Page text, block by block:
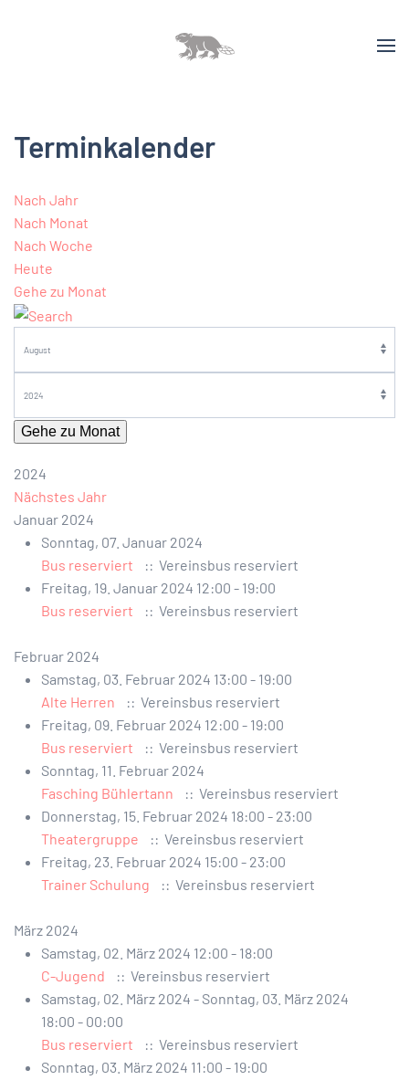
Terminkalender
Nach Jahr
Nach Monat
Nach Woche
Heute
Gehe zu Monat
Gehe zu Monat
2024
Nächstes Jahr
Januar 2024
Sonntag, 07. Januar 2024
Bus reserviert
:: Vereinsbus reserviert
Freitag, 19. Januar 2024 12:00 - 19:00
Bus reserviert
:: Vereinsbus reserviert
Februar 2024
Samstag, 03. Februar 2024 13:00 - 19:00
Alte Herren
:: Vereinsbus reserviert
Freitag, 09. Februar 2024 12:00 - 19:00
Bus reserviert
:: Vereinsbus reserviert
Sonntag, 11. Februar 2024
Fasching Bühlertann
:: Vereinsbus reserviert
Donnerstag, 15. Februar 2024 18:00 - 23:00
Theatergruppe
:: Vereinsbus reserviert
Freitag, 23. Februar 2024 15:00 - 23:00
Trainer Schulung
:: Vereinsbus reserviert
März 2024
Samstag, 02. März 2024 12:00 - 18:00
C-Jugend
:: Vereinsbus reserviert
Samstag, 02. März 2024 - Sonntag, 03. März 2024
18:00 - 00:00
Bus reserviert
:: Vereinsbus reserviert
Sonntag, 03. März 2024 11:00 - 19:00